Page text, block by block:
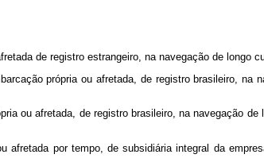
de registro estrangeiro, na navegação de
própria ou afretada, de registro brasileiro, na
ou afretada, de registro brasileiro, na navegação
ou afretada por tempo, de subsidiária integral da